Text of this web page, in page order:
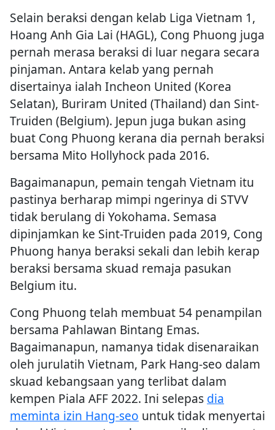
Selain beraksi dengan kelab Liga Vietnam 1,
Hoang Anh Gia Lai (HAGL), Cong Phuong juga
pernah merasa beraksi di luar negara secara
pinjaman. Antara kelab yang pernah
disertainya ialah Incheon United (Korea
Selatan), Buriram United (Thailand) dan Sint-
Truiden (Belgium). Jepun juga bukan asing
buat Cong Phuong kerana dia pernah beraksi
bersama Mito Hollyhock pada 2016.
Bagaimanapun, pemain tengah Vietnam itu
pastinya berharap mimpi ngerinya di STVV
tidak berulang di Yokohama. Semasa
dipinjamkan ke Sint-Truiden pada 2019, Cong
Phuong hanya beraksi sekali dan lebih kerap
beraksi bersama skuad remaja pasukan
Belgium itu.
Cong Phuong telah membuat 54 penampilan
bersama Pahlawan Bintang Emas.
Bagaimanapun, namanya tidak disenaraikan
oleh jurulatih Vietnam, Park Hang-seo dalam
skuad kebangsaan yang terlibat dalam
kempen Piala AFF 2022. Ini selepas dia
meminta izin Hang-seo untuk tidak menyertai